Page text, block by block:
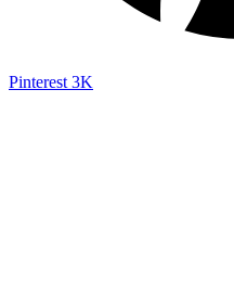
Pinterest 3K